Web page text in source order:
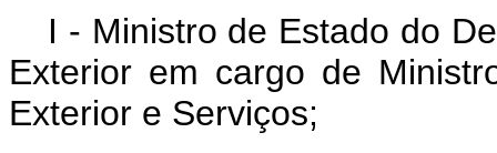
I - Ministro de Estado do
Exterior em cargo de
Exterior e Serviços;